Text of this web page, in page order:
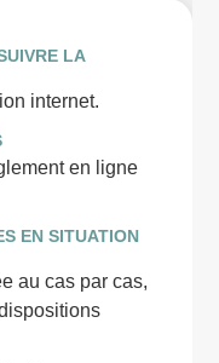
LA
internet.
en ligne
EN SITUATION
au cas par cas,